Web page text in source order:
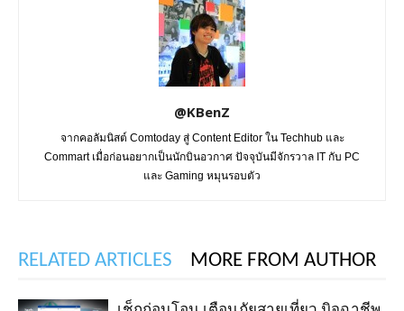
@KBenZ
จากคอลัมนิสต์ Comtoday สู่ Content Editor ใน Techhub และ
Commart เมื่อก่อนอยากเป็นนักบินอวกาศ ปัจจุบันมีจักรวาล IT กับ PC
และ Gaming หมุนรอบตัว
RELATED ARTICLES MORE FROM AUTHOR